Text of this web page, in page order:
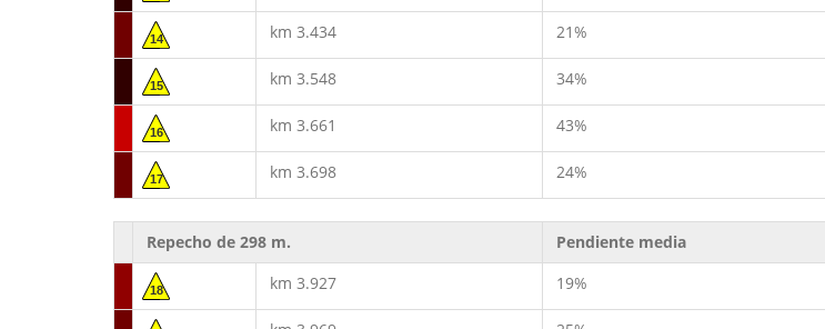
14 km 3.434 21%
15 km 3.548 34%
16 km 3.661 43%
17 km 3.698 24%
Repecho de 298 m. Pendiente media
18 km 3.927 19%